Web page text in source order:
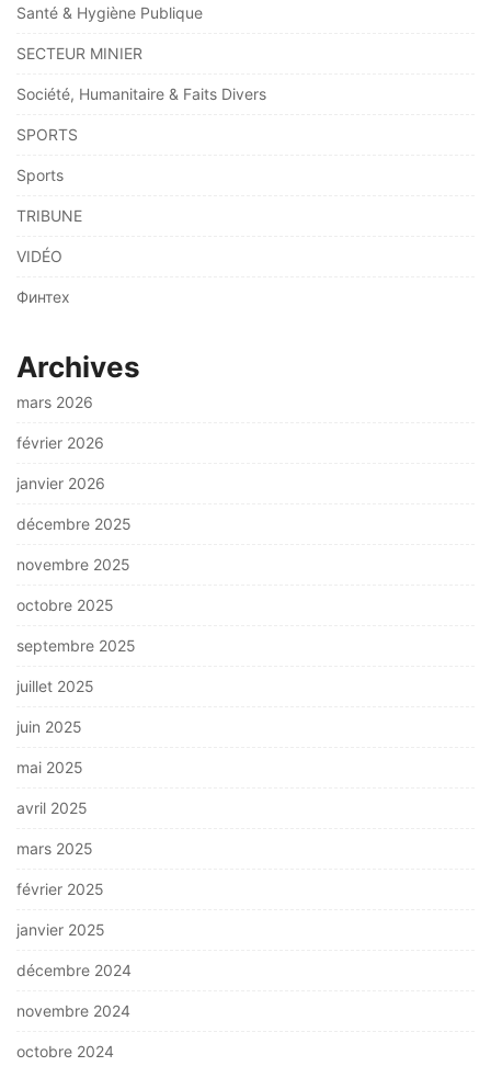
Santé & Hygiène Publique
SECTEUR MINIER
Société, Humanitaire & Faits Divers
SPORTS
Sports
TRIBUNE
VIDÉO
Финтех
Archives
mars 2026
février 2026
janvier 2026
décembre 2025
novembre 2025
octobre 2025
septembre 2025
juillet 2025
juin 2025
mai 2025
avril 2025
mars 2025
février 2025
janvier 2025
décembre 2024
novembre 2024
octobre 2024